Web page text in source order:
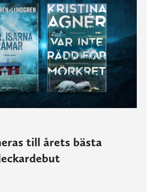
till årets bästa